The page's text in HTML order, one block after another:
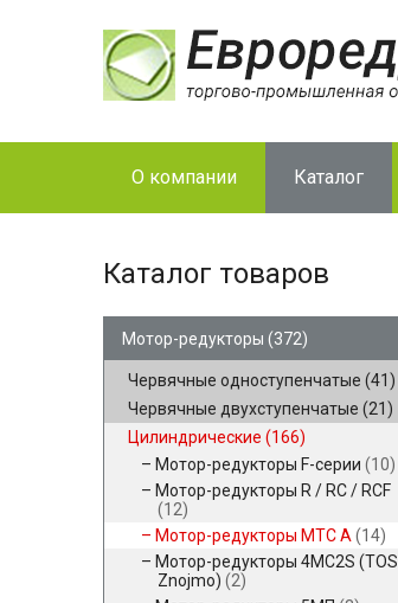
О компании Каталог
Каталог товаров
Мотор-редукторы (372)
Червячные одноступенчатые (41)
Червячные двухступенчатые (21)
Цилиндрические (166)
Мотор-редукторы F-серии (10)
Мотор-редукторы R / RC / RCF
(12)
Мотор-редукторы MTC A (14)
Мотор-редукторы 4MC2S (TOS
Znojmo) (2)